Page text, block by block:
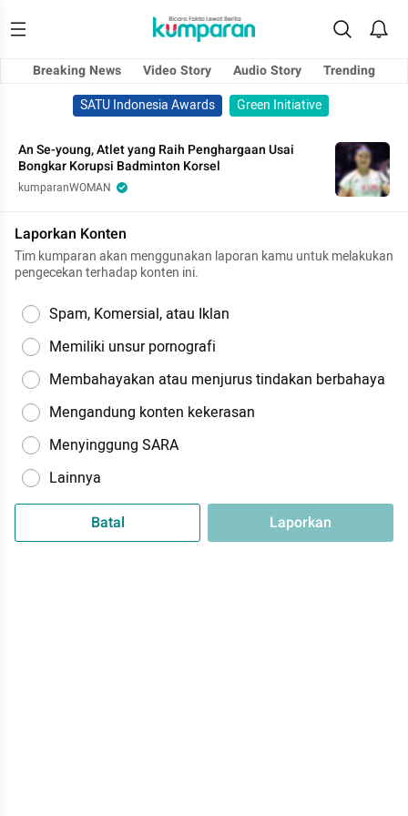
Breaking News Video Story Audio Story
Trending
SATU Indonesia Awards
Green Initiative
An Se-young, Atlet yang Raih Penghargaan Usai
Bongkar Korupsi Badminton Korsel
kumparanWOMAN
Laporkan Konten
Tim kumparan akan menggunakan laporan kamu untuk melakukan
pengecekan terhadap konten ini.
Spam, Komersial, atau Iklan
Memiliki unsur pornografi
Membahayakan atau menjurus tindakan berbahaya
Mengandung konten kekerasan
Menyinggung SARA
Lainnya
Batal Laporkan